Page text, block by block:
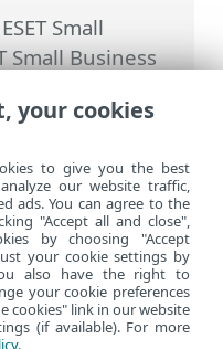
ESET Small
Small Business
管理> URLマス
your cookies
to give you the best
our website traffic,
ads. You can agree to the
"Accept all and close",
by choosing "Accept
your cookie settings by
also have the right to
your cookie preferences
cookies" link in our website
(if available). For more
.